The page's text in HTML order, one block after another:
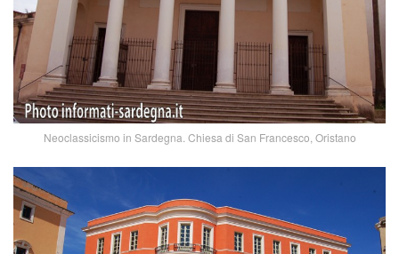
Neoclassicismo in Sardegna. Chiesa di San Francesco, Oristano